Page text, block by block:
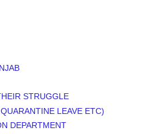
STRUGGLE
LEAVE ETC)
DEPARTMENT